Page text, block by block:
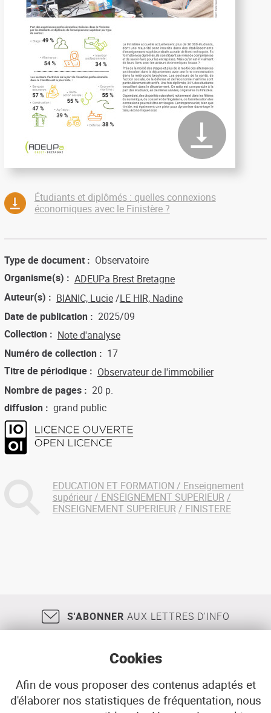
Étudiants et diplômés : quelles connexions
économiques avec le Finistère ?
Type de document
Observatoire
Organisme(s)
ADEUPa Brest Bretagne
Auteur(s)
BIANIC, Lucie LE HIR, Nadine
Date de publication
2025/09
Collection
Note d'analyse
Numéro de collection
17
Titre de périodique
Observateur de l'immobilier
Nombre de pages
20 p.
diffusion
grand public
EDUCATION ET FORMATION / Enseignement
supérieur
ENSEIGNEMENT SUPERIEUR
ENSEIGNEMENT SUPERIEUR
FINISTERE
S'ABONNER AUX LETTRES D'INFO
18, rue Jean Jaurès 29200 BREST
Cookies
Afin de vous proposer des contenus adaptés et
d'élaborer nos statistiques de fréquentation, nous